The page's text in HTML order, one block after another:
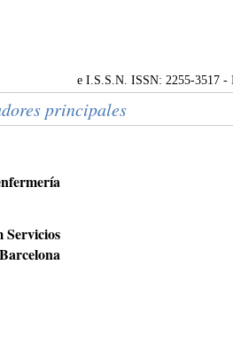
e I.S.S.N. ISSN: 2255-3517
principales
Servicios